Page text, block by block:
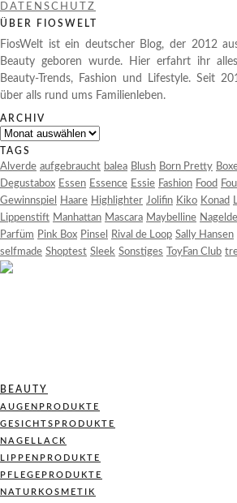
DATENSCHUTZ
ÜBER FIOSWELT
FiosWelt ist ein deutscher Blog, der 2012
Beauty geboren wurde. Hier erfahrt ihr
Beauty-Trends, Fashion und Lifestyle. Seit
über alls rund ums Familienleben.
ARCHIV
Archiv
TAGS
Alverde aufgebraucht balea Blush Born Pretty
Degustabox Essen Essence Essie Fashion Food
Gewinnspiel
Haare Highlighter Jolifin Kiko Konad
Lippenstift Manhattan Mascara Maybelline
Parfüm Pink Box Pinsel Rival de Loop Sally Hansen
selfmade Shoptest Sleek Sonstiges ToyFan Club
BEAUTY
AUGENPRODUKTE
GESICHTSPRODUKTE
NAGELLACK
LIPPENPRODUKTE
PFLEGEPRODUKTE
NATURKOSMETIK